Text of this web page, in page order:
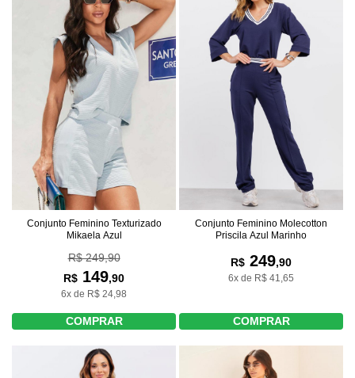
Conjunto Feminino Texturizado
Mikaela Azul
R$ 249,90
R$ 149,90
6x de R$ 24,98
COMPRAR
Conjunto Feminino Molecotton
Priscila Azul Marinho
R$ 249,90
6x de R$ 41,65
COMPRAR